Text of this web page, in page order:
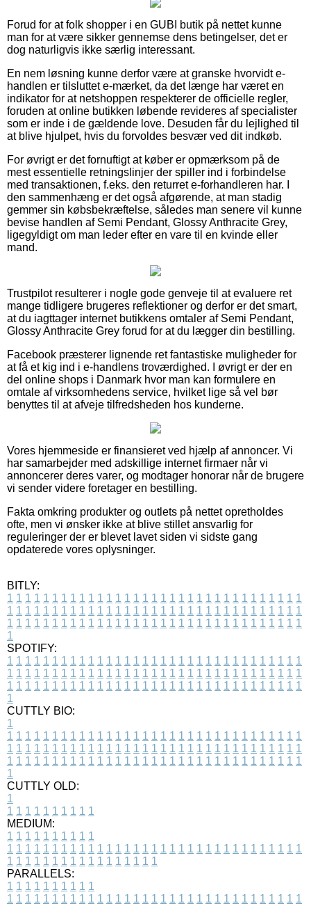
Forud for at folk shopper i en GUBI butik på nettet kunne
man for at være sikker gennemse dens betingelser, det er
dog naturligvis ikke særlig interessant.
En nem løsning kunne derfor være at granske hvorvidt e-
handlen er tilsluttet e-mærket, da det længe har været en
indikator for at netshoppen respekterer de officielle regler,
foruden at online butikken løbende revideres af specialister
som er inde i de gældende love. Desuden får du lejlighed til
at blive hjulpet, hvis du forvoldes besvær ved dit indkøb.
For øvrigt er det fornuftigt at køber er opmærksom på de
mest essentielle retningslinjer der spiller ind i forbindelse
med transaktionen, f.eks. den returret e-forhandleren har. I
den sammenhæng er det også afgørende, at man stadig
gemmer sin købsbekræftelse, således man senere vil kunne
bevise handlen af Semi Pendant, Glossy Anthracite Grey,
ligegyldigt om man leder efter en vare til en kvinde eller
mand.
Trustpilot resulterer i nogle gode genveje til at evaluere ret
mange tidligere brugeres reflektioner og derfor er det smart,
at du iagttager internet butikkens omtaler af Semi Pendant,
Glossy Anthracite Grey forud for at du lægger din bestilling.
Facebook præsterer lignende ret fantastiske muligheder for
at få et kig ind i e-handlens troværdighed. I øvrigt er der en
del online shops i Danmark hvor man kan formulere en
omtale af virksomhedens service, hvilket lige så vel bør
benyttes til at afveje tilfredsheden hos kunderne.
Vores hjemmeside er finansieret ved hjælp af annoncer. Vi
har samarbejder med adskillige internet firmaer når vi
annoncerer deres varer, og modtager honorar når de brugere
vi sender videre foretager en bestilling.
Fakta omkring produkter og outlets på nettet opretholdes
ofte, men vi ønsker ikke at blive stillet ansvarlig for
reguleringer der er blevet lavet siden vi sidste gang
opdaterede vores oplysninger.
BITLY:
1 1 1 1 1 1 1 1 1 1 1 1 1 1 1 1 1 1 1 1 1 1 1 1 1 1 1 1 1 1 1 1 1
1 1 1 1 1 1 1 1 1 1 1 1 1 1 1 1 1 1 1 1 1 1 1 1 1 1 1 1 1 1 1 1 1
1 1 1 1 1 1 1 1 1 1 1 1 1 1 1 1 1 1 1 1 1 1 1 1 1 1 1 1 1 1 1 1 1
1
SPOTIFY:
1 1 1 1 1 1 1 1 1 1 1 1 1 1 1 1 1 1 1 1 1 1 1 1 1 1 1 1 1 1 1 1 1
1 1 1 1 1 1 1 1 1 1 1 1 1 1 1 1 1 1 1 1 1 1 1 1 1 1 1 1 1 1 1 1 1
1 1 1 1 1 1 1 1 1 1 1 1 1 1 1 1 1 1 1 1 1 1 1 1 1 1 1 1 1 1 1 1 1
1
CUTTLY BIO:
1
1 1 1 1 1 1 1 1 1 1 1 1 1 1 1 1 1 1 1 1 1 1 1 1 1 1 1 1 1 1 1 1 1
1 1 1 1 1 1 1 1 1 1 1 1 1 1 1 1 1 1 1 1 1 1 1 1 1 1 1 1 1 1 1 1 1
1 1 1 1 1 1 1 1 1 1 1 1 1 1 1 1 1 1 1 1 1 1 1 1 1 1 1 1 1 1 1 1 1
1
CUTTLY OLD:
1
1 1 1 1 1 1 1 1 1 1
MEDIUM:
1 1 1 1 1 1 1 1 1 1
1 1 1 1 1 1 1 1 1 1 1 1 1 1 1 1 1 1 1 1 1 1 1 1 1 1 1 1 1 1 1 1 1
1 1 1 1 1 1 1 1 1 1 1 1 1 1 1 1 1
PARALLELS:
1 1 1 1 1 1 1 1 1 1
1 1 1 1 1 1 1 1 1 1 1 1 1 1 1 1 1 1 1 1 1 1 1 1 1 1 1 1 1 1 1 1 1